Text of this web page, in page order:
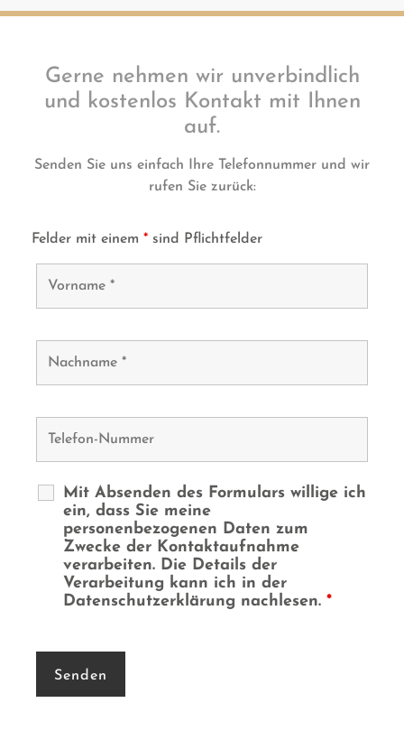
Gerne nehmen wir unverbindlich
und kostenlos Kontakt mit Ihnen
auf.
Senden Sie uns einfach Ihre Telefonnummer und wir
rufen Sie zurück:
Felder mit einem * sind Pflichtfelder
Mit Absenden des Formulars willige ich
ein, dass Sie meine
personenbezogenen Daten zum
Zwecke der Kontaktaufnahme
verarbeiten. Die Details der
Verarbeitung kann ich in der
Datenschutzerklärung nachlesen. *